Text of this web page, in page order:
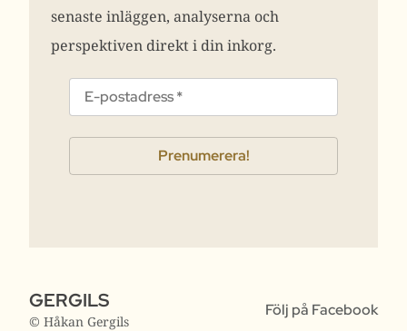
senaste inläggen, analyserna och
perspektiven direkt i din inkorg.
GERGILS
© Håkan Gergils
Följ på Facebook